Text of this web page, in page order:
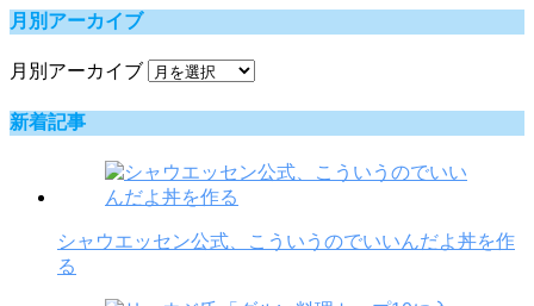
月別アーカイブ
月別アーカイブ
新着記事
シャウエッセン公式、こういうのでいいんだよ丼を作
る